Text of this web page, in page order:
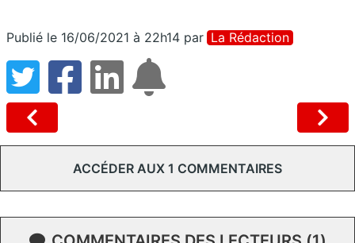
Publié le 16/06/2021 à 22h14 par La Rédaction
ACCÉDER AUX 1 COMMENTAIRES